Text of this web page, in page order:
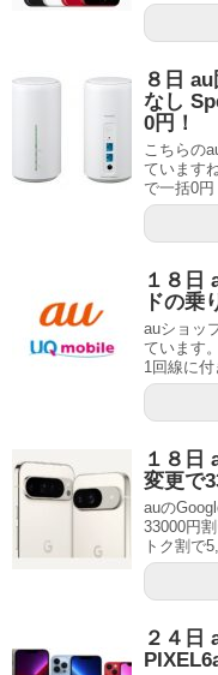
８日
なし
0円！
こちらの
ています
で一括0
１８日
ドの乗
auショッ
ています
1回線に
１８日
変更で
auの
33000円
トク割で
２４日